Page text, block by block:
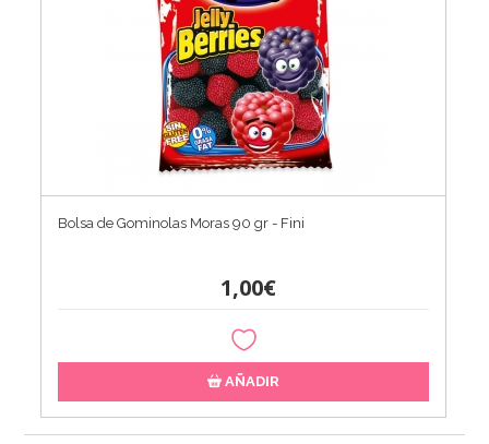
Bolsa de Gominolas Moras 90 gr - Fini
1,00€
AÑADIR